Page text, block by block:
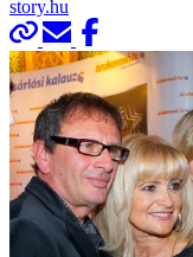
story.hu